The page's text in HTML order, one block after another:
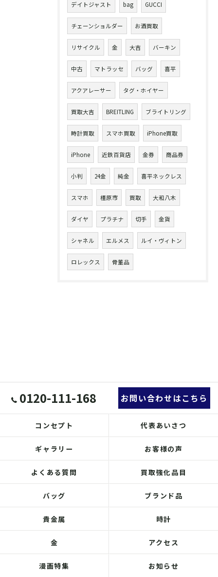
デイトジャスト bag GUCCI
チェーンショルダー お酒買取
リサイクル 金 大吉 バーキン
中古 マトラッセ バッグ 喜平
アクアレーサー タグ・ホイヤー
買取大吉 BREITLING ブライトリング
時計買取 スマホ買取 iPhone買取
iPhone 近鉄百貨店 金券 商品券
小判 24金 純金 喜平ネックレス
スマホ 橿原市 買取 大和八木
ダイヤ プラチナ 切手 金貨
シャネル エルメス ルイ・ヴィトン
ロレックス 骨董品
0120-111-168 お問い合わせはこちら
コンセプト 代表あいさつ
ギャラリー お客様の声
よくある質問 買取強化品目
バッグ ブランド品
貴金属 時計
金 アクセス
漫画特集 お知らせ